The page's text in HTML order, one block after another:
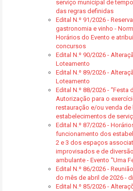
serviço municipal de
das regras definidas
Edital N.º 91/2026 -
gastronomia e vinho -
Horários do Evento e
concursos
Edital N.º 90/2026 -
Loteamento
Edital N.º 89/2026 -
Loteamento
Edital N.º 88/2026 - “Festa
Autorização para o
restauração e/ou venda
estabelecimentos de
Edital N.º 87/2026 -
funcionamento dos
2 e 3 dos espaços
improvisados e de
ambulante - Evento “Uma
Edital N.º 86/2026 -
do mês de abril de 2026 -
Edital N.º 85/2026 -